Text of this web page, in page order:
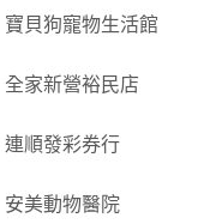
寶貝狗寵物生活館
全家新營裕民店
連順發彩券行
安美動物醫院